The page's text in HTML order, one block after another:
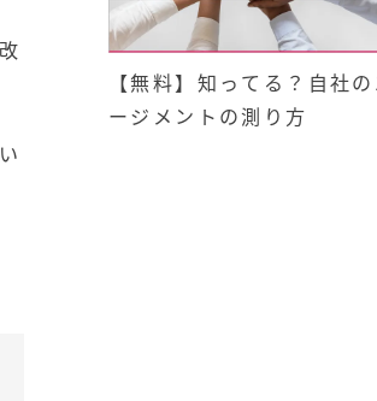
【無料】知ってる？自社
ージメントの測り方